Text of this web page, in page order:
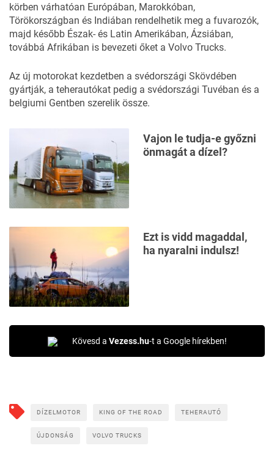
körben várhatóan Európában, Marokkóban,
Törökországban és Indiában rendelhetik meg a fuvarozók,
majd később Észak- és Latin Amerikában, Ázsiában,
továbbá Afrikában is bevezeti őket a Volvo Trucks.
Az új motorokat kezdetben a svédországi Skövdében
gyártják, a teherautókat pedig a svédországi Tuvéban és a
belgiumi Gentben szerelik össze.
Vajon le tudja-e győzni
önmagát a dízel?
Ezt is vidd magaddal,
ha nyaralni indulsz!
Kövesd a Vezess.hu-t a Google hírekben!
DÍZELMOTOR KING OF THE ROAD TEHERAUTÓ
ÚJDONSÁG VOLVO TRUCKS